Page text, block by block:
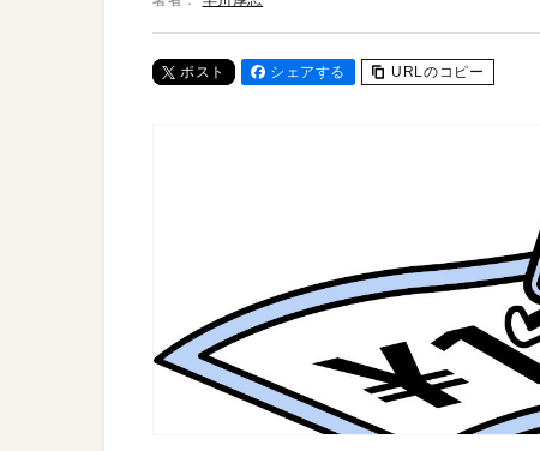
ポスト シェアする URLのコピー